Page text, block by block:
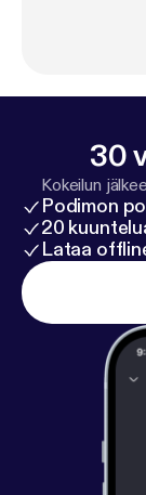
30
Kokeilun
Podimon
20
Lataa